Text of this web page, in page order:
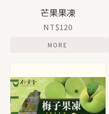
芒果果凍
NT$120
MORE